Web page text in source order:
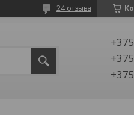
24 отзыва